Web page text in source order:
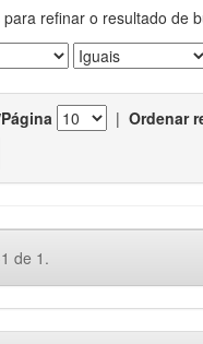
para refinar o resultado de
| Ordenar
de 1.